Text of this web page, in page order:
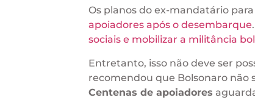
Os planos do ex-mandatário
apoiadores após o desembarque
sociais e mobilizar a militância
Entretanto, isso não deve ser
recomendou que Bolsonaro não
Centenas de apoiadores